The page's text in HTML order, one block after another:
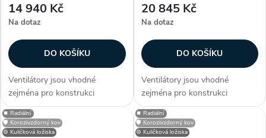
14 940 Kč
Na dotaz
DO KOŠÍKU
Ventilátory jsou vhodné
zejména pro konstrukci
klimatizačních a větracích
jednotek, dveřních a vratových
clon, případně dalších
20 845 Kč
Na dotaz
DO KOŠÍKU
Ventilátory jsou vhodné
zejména pro konstrukci
klimatizačních a větracích
jednotek, dveřních a vratových
clon, případně dalších
⚙️ Kuličková ložiska
⏹️ Radiální
🛡️ Korozivzdorný kov
⚙️ Kuličková ložiska
⏹️ Radiální
🛡️ Korozivzdorný kov